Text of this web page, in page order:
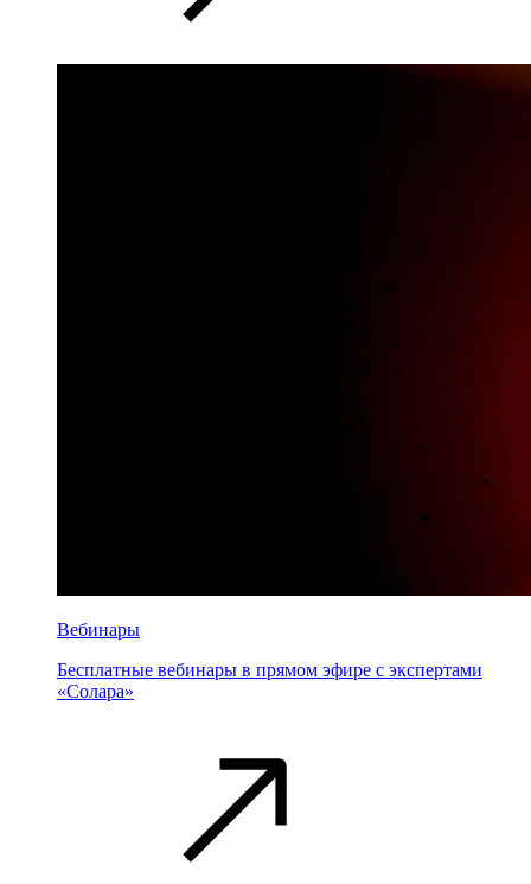
Вебинары
Бесплатные вебинары в прямом эфире с экспертами
«Солара»